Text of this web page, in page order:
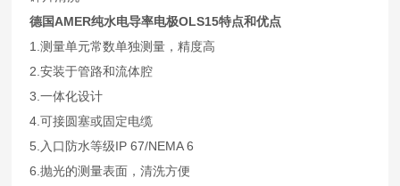
德国AMER纯水电导率电极OLS15特点和优点
1.测量单元常数单独测量，精度高
2.安装于管路和流体腔
3.一体化设计
4.可接圆塞或固定电缆
5.入口防水等级IP 67/NEMA 6
6.抛光的测量表面，清洗方便